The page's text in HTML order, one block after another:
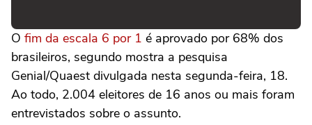
O fim da escala 6 por 1 é aprovado por 68% dos
brasileiros, segundo mostra a pesquisa
Genial/Quaest divulgada nesta segunda-feira, 18.
Ao todo, 2.004 eleitores de 16 anos ou mais foram
entrevistados sobre o assunto.